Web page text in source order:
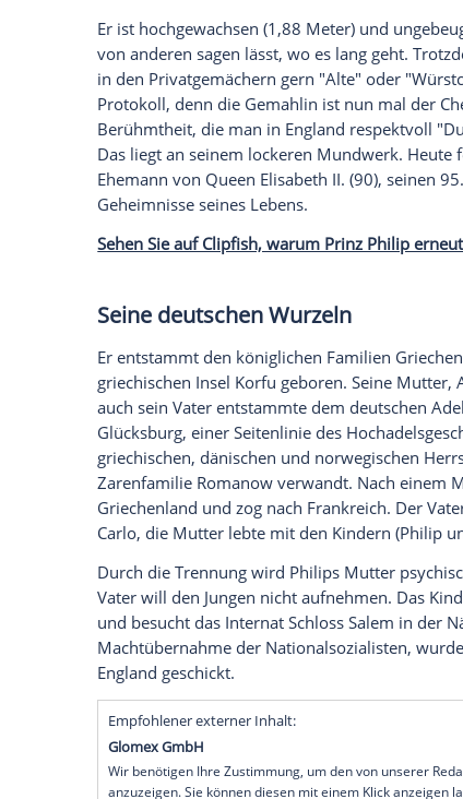
Prinz Philip mit seiner Ehefrau Queen
10.06.2016 - 00:00 Uhr
Prinz Philip feiert seinen 95.
Er ist hochgewachsen (1,88 Meter)
von anderen sagen lässt, wo es
in den Privatgemächern gern "Alte"
Protokoll, denn die Gemahlin ist nun
Berühmtheit, die man inEngland
Das liegt an seinem lockeren
Ehemann von Queen Elisabeth II.(90),
Geheimnisse seines Lebens.
Sehen Sie auf Clipfish, warum Prinz
Seine deutschen Wurzeln
Er entstammt den königlichen
auch sein Vater entstammte dem
Glücksburg, einer Seitenlinie des
griechischen, dänischen und